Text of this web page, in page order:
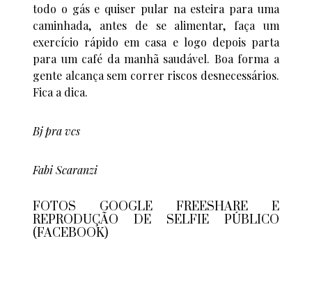
todo o gás e quiser pular na esteira para uma
caminhada, antes de se alimentar, faça um
exercício rápido em casa e logo depois parta
para um café da manhã saudável. Boa forma a
gente alcança sem correr riscos desnecessários.
Fica a dica.
Bj pra vcs
Fabi Scaranzi
FOTOS GOOGLE FREESHARE E
REPRODUÇÃO DE SELFIE PÚBLICO
(FACEBOOK)